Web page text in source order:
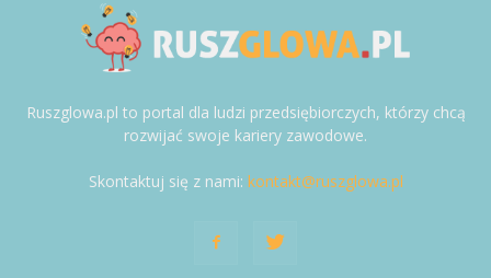
Ruszglowa.pl to portal dla ludzi przedsiębiorczych, którzy chcą
rozwijać swoje kariery zawodowe.
Skontaktuj się z nami: kontakt@ruszglowa.pl